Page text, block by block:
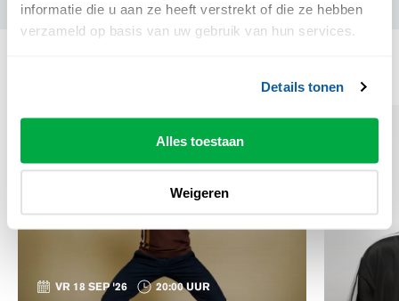
informatie die u aan ze heeft verstrekt of die ze hebben
verzameld op basis van uw gebruik van hun services.
Details tonen
Alles toestaan
Weigeren
VR 18 SEP '26 20:00 UUR